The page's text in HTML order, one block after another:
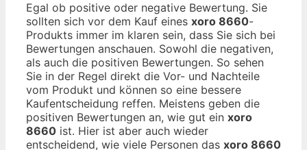
Egal ob positive oder negative Bewertung. Sie
sollten sich vor dem Kauf eines xoro 8660-
Produkts immer im klaren sein, dass Sie sich bei
Bewertungen anschauen. Sowohl die negativen,
als auch die positiven Bewertungen. So sehen
Sie in der Regel direkt die Vor- und Nachteile
vom Produkt und können so eine bessere
Kaufentscheidung reffen. Meistens geben die
positiven Bewertungen an, wie gut ein xoro
8660 ist. Hier ist aber auch wieder
entscheidend, wie viele Personen das xoro 8660